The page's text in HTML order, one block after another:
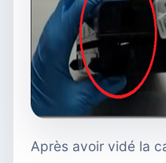
Après avoir vidé la